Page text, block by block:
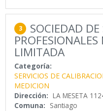
3 SOCIEDAD DE
LIMITADA
Categoría:
SERVICIOS DE
MEDICION
Dirección: LA MESETA
Comuna: Santiago